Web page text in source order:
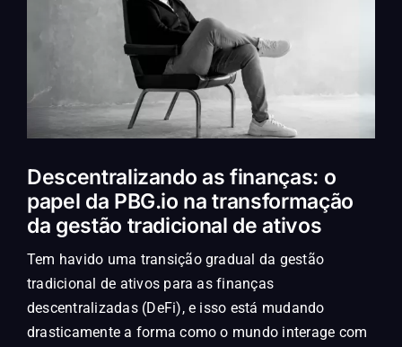
Descentralizando as finanças: o
papel da PBG.io na transformação
da gestão tradicional de ativos
Tem havido uma transição gradual da gestão
tradicional de ativos para as finanças
descentralizadas (DeFi), e isso está mudando
drasticamente a forma como o mundo interage com